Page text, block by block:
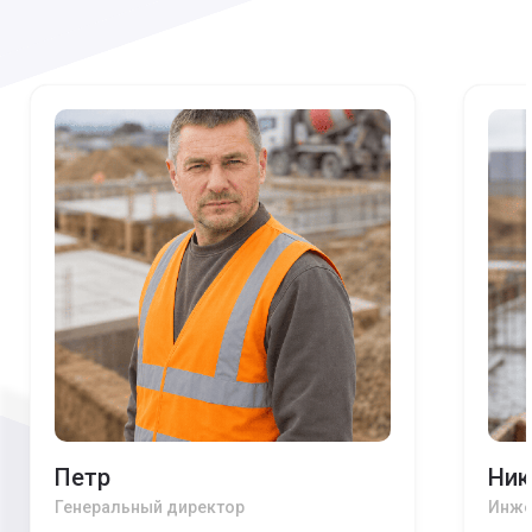
Петр
Генеральный директор